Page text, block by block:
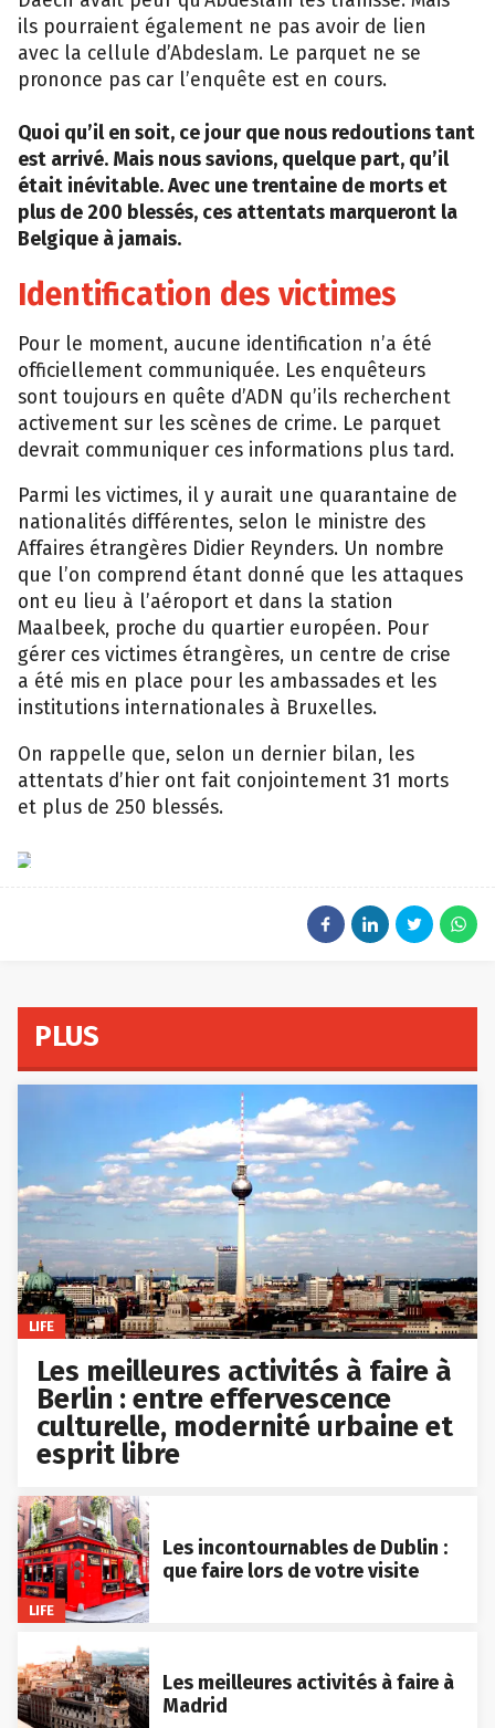
ils pourraient également ne pas avoir de lien
avec la cellule d’Abdeslam. Le parquet ne se
prononce pas car l’enquête est en cours.
Quoi qu’il en soit, ce jour que nous redoutions tant
est arrivé. Mais nous savions, quelque part, qu’il
était inévitable. Avec une trentaine de morts et
plus de 200 blessés, ces attentats marqueront la
Belgique à jamais.
Identification des victimes
Pour le moment, aucune identification n’a été
officiellement communiquée. Les enquêteurs
sont toujours en quête d’ADN qu’ils recherchent
activement sur les scènes de crime. Le parquet
devrait communiquer ces informations plus tard.
Parmi les victimes, il y aurait une quarantaine de
nationalités différentes, selon le ministre des
Affaires étrangères Didier Reynders. Un nombre
que l’on comprend étant donné que les attaques
ont eu lieu à l’aéroport et dans la station
Maalbeek, proche du quartier européen. Pour
gérer ces victimes étrangères, un centre de crise
a été mis en place pour les ambassades et les
institutions internationales à Bruxelles.
On rappelle que, selon un dernier bilan, les
attentats d’hier ont fait conjointement 31 morts
et plus de 250 blessés.
EPA
PLUS
LIFE
Les meilleures activités à faire à
Berlin : entre effervescence
culturelle, modernité urbaine et
esprit libre
LIFE
Les incontournables de Dublin :
que faire lors de votre visite
Les meilleures activités à faire à
Madrid